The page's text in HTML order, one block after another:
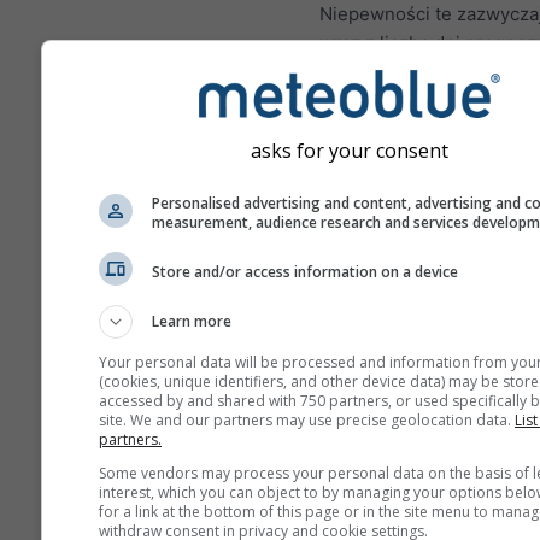
Niepewności te
wraz z liczbą dni
przodu.
Prognoza tworzona jest
użyciu modeli
się kilka przebiegów
różnymi parametrami
początkowymi, aby
prognozy.
Więcej danych
asks for your consent
Personalised advertising and content, advertising and
measurement, audience research and services
Store and/or access information on a device
Learn more
Your personal data will be processed and information from
(cookies, unique identifiers, and other device data) may be
accessed by and shared with 750 partners, or used specifically
site. We and our partners may use precise geolocation data.
partners.
Some vendors may process your personal data on the basis of
interest, which you can object to by managing your options
for a link at the bottom of this page or in the site menu to
withdraw consent in privacy and cookie settings.